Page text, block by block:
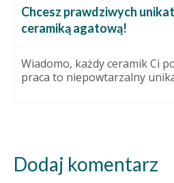
Chcesz prawdziwych
ceramiką agatową!
Wiadomo, każdy ceramik Ci
praca to niepowtarzalny
Dodaj komentarz